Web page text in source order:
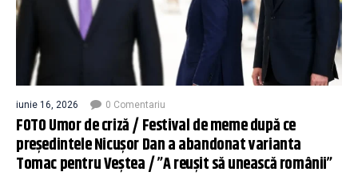
iunie 16, 2026 0 Comentariu
FOTO Umor de criză / Festival de meme după ce
președintele Nicușor Dan a abandonat varianta
Tomac pentru Veștea / ”A reușit să unească românii”